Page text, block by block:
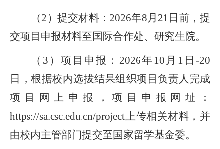
（2 ）提交材料： 2026年8 月 21 日前 ， 提
交项目申报材料至国际合作处、研究生院。
（ 3 ）项目申报 ： 2026年 10 月 1 日-20
日， 根据校内选拔结果组织项目负责人完成
项目网上申报，项目申报网址：
https://sa.csc.edu.cn/project 上传相关材料 ，并
由校内主管部门提交至国家留学基金委。